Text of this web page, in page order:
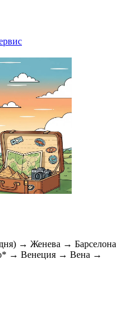
→ Женева → Барселона
→ Венеция → Вена →